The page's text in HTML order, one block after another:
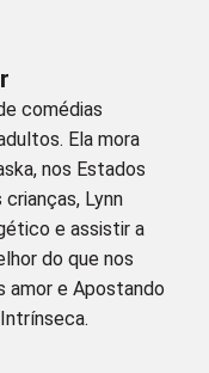
comédias
Ela mora
nos Estados
Lynn
e assistir a
do que nos
amor e Apostando